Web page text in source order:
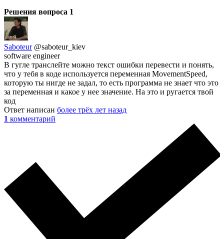
Решения вопроса 1
Saboteur @saboteur_kiev
software engineer
В гугле транслейте можно текст ошибки перевести и понять,
что у тебя в коде используется переменная MovementSpeed,
которую ты нигде не задал, то есть программа не знает что это
за переменная и какое у нее значение. На это и ругается твой
код
Ответ написан более трёх лет назад
1 комментарий